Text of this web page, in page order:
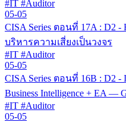
#IT #Auditor
05-05
CISA Series ตอนที่ 17A : D2 -
บริหารความเสี่ยงเป็นวงจร
#IT #Auditor
05-05
CISA Series ตอนที่ 16B : D2 -
Business Intelligence + EA —
#IT #Auditor
05-05